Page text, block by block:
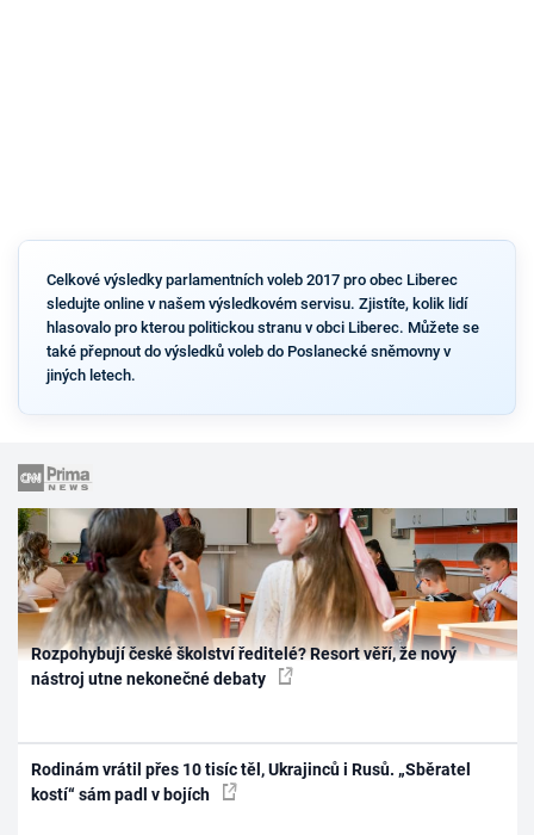
Celkové výsledky parlamentních voleb 2017 pro obec Liberec
sledujte online v našem výsledkovém servisu. Zjistíte, kolik lidí
hlasovalo pro kterou politickou stranu v obci Liberec. Můžete se
také přepnout do výsledků voleb do Poslanecké sněmovny v
jiných letech.
Rozpohybují české školství ředitelé? Resort věří, že nový
nástroj utne nekonečné debaty
Rodinám vrátil přes 10 tisíc těl, Ukrajinců i Rusů. „Sběratel
kostí“ sám padl v bojích